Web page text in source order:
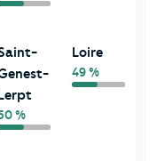
Lerpt
%
Loire
49 %